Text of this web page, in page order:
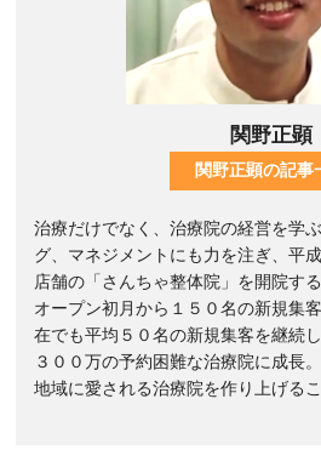
関野正顕
関野正顕の記事
治療だけでなく、治療院の経営を学
グ、マネジメントにも力を注ぎ、平
店舗の「さんちゃ整体院」を開院する
オープン初月から１５０名の新規集
在でも平均５０名の新規集客を継続
３００万の予約困難な治療院に成長。
地域に愛される治療院を作り上げる